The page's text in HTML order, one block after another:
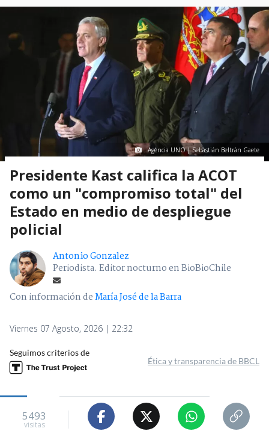
Agencia UNO | Sebastián Beltrán Gaete
Presidente Kast califica la ACOT
como un "compromiso total" del
Estado en medio de despliegue
policial
Antonio Gonzalez
Periodista. Editor nocturno en BioBioChile
Con información deMaría José de la Barra
Viernes 07 Agosto, 2026 | 22:32
Seguimos criterios de
Ética y transparencia de BBCL
5493
visitas